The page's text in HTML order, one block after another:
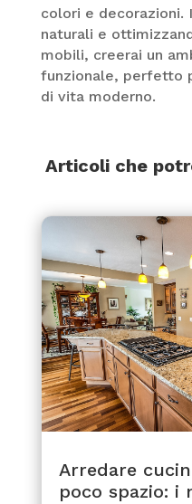
colori e decorazioni.
naturali e
mobili, creerai un
funzionale, perfetto
di vita moderno.
Articoli che
Arredare
poco spazio: i